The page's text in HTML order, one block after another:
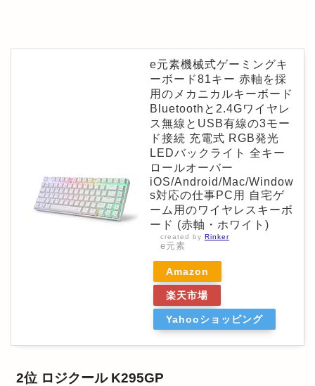
e元素機械式ゲーミングキ
ーボード81キー 赤軸を採
用のメカニカルキーボード
Bluetoothと2.4Gワイヤレ
ス無線とUSB有線の3モー
ド接続 充電式 RGB発光
LEDバックライト 全キー
ロールオーバー
iOS/Android/Mac/Window
s対応の仕事PC用 自宅ゲ
ーム用のワイヤレスキーボ
ード (赤軸・ホワイト)
created by Rinker
e元素
Amazon
楽天市場
Yahooショッピング
2位 ロジクール K295GP